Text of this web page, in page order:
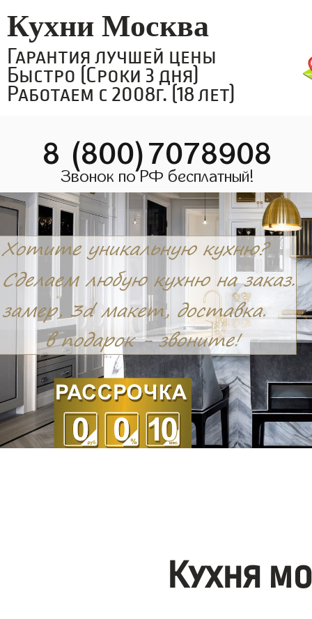
Кухни Москва
Гарантия лучшей цены
Быстро (Сроки 3 дня)
Работаем с 2008г. (18 лет)
8 (800)7078908
Звонок по РФ бесплатный!
Кухня